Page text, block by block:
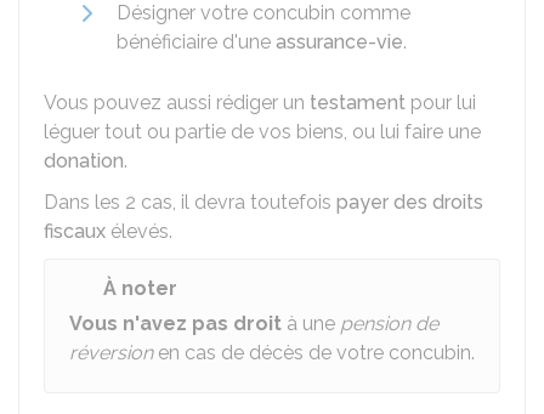
Désigner votre concubin comme
bénéficiaire d'une assurance-vie.
Vous pouvez aussi rédiger un testament pour lui
léguer tout ou partie de vos biens, ou lui faire une
donation.
Dans les 2 cas, il devra toutefois payer des droits
fiscaux élevés.
À noter
Vous n'avez pas droit à une pension de
réversionen cas de décès de votre concubin.